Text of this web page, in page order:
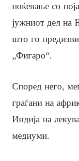
ноќевање со
јужниот дел на
што го
„Фигаро“.
Според него,
граѓани на
Индија на
медиуми.